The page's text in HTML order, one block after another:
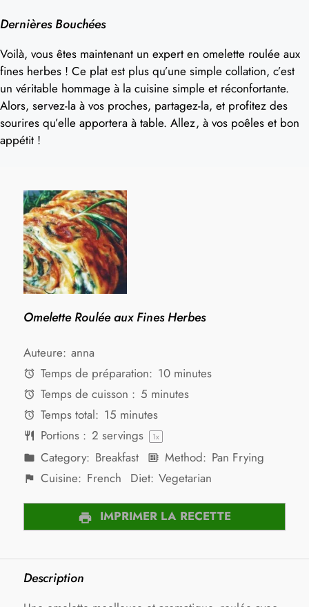
Dernières Bouchées
Voilà, vous êtes maintenant un expert en omelette roulée aux
fines herbes ! Ce plat est plus qu’une simple collation, c’est
un véritable hommage à la cuisine simple et réconfortante.
Alors, servez-la à vos proches, partagez-la, et profitez des
sourires qu’elle apportera à table. Allez, à vos poêles et bon
appétit !
Omelette Roulée aux Fines Herbes
Auteure: anna
Temps de préparation: 10 minutes
Temps de cuisson : 5 minutes
Temps total: 15 minutes
Portions : 2 servings 1x
Category: Breakfast Method: Pan Frying
Cuisine: French Diet: Vegetarian
IMPRIMER LA RECETTE
Description